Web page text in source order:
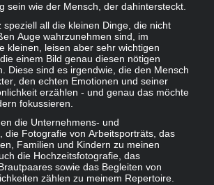
sein wie der Mensch, der dahintersteckt.
speziell all die kleinen Dinge, die nicht
Auge wahrzunehmen sind, im
kleinen, leisen aber sehr wichtigen
einem Bild genau diesen nötigen
Diese sind es irgendwie, die den Mensch
den echten Emotionen und seiner
erzählen - und genau das möchte
fokussieren.
die Unternehmens- und
die Fotografie von Arbeitsporträts, das
Familien und Kindern zu meinen
die Hochzeitsfotografie, das
sowie das Begleiten von
zählen zu meinem Repertoire